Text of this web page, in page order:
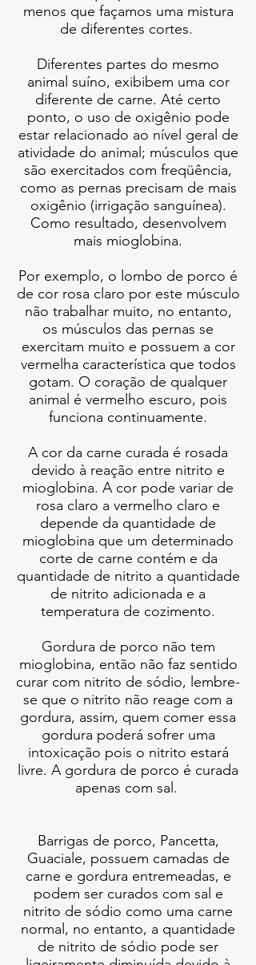
menos que façamos uma mistura
de diferentes cortes.
Diferentes partes do mesmo
animal suíno, exibibem uma cor
diferente de carne. Até certo
ponto, o uso de oxigênio pode
estar relacionado ao nível geral de
atividade do animal; músculos que
são exercitados com freqüência,
como as pernas precisam de mais
oxigênio (irrigação sanguínea).
Como resultado, desenvolvem
mais mioglobina.
Por exemplo, o lombo de porco é
de cor rosa claro por este músculo
não trabalhar muito, no entanto,
os músculos das pernas se
exercitam muito e possuem a cor
vermelha característica que todos
gotam. O coração de qualquer
animal é vermelho escuro, pois
funciona continuamente.
A cor da carne curada é rosada
devido à reação entre nitrito e
mioglobina. A cor pode variar de
rosa claro a vermelho claro e
depende da quantidade de
mioglobina que um determinado
corte de carne contém e da
quantidade de nitrito a quantidade
de nitrito adicionada e a
temperatura de cozimento.
Gordura de porco não tem
mioglobina, então não faz sentido
curar com nitrito de sódio, lembre-
se que o nitrito não reage com a
gordura, assim, quem comer essa
gordura poderá sofrer uma
intoxicação pois o nitrito estará
livre. A gordura de porco é curada
apenas com sal.
Barrigas de porco, Pancetta,
Guaciale, possuem camadas de
carne e gordura entremeadas, e
podem ser curados com sal e
nitrito de sódio como uma carne
normal, no entanto, a quantidade
de nitrito de sódio pode ser